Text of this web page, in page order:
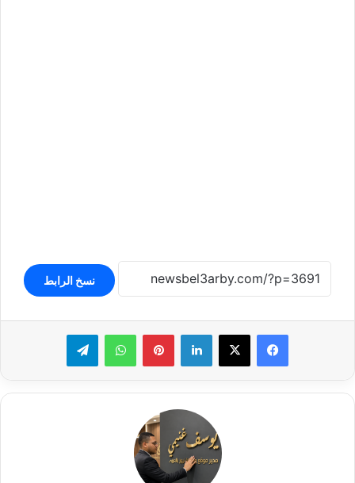
نسخ الرابط
لينكدإن بينتيريستواتساب تيلقرام